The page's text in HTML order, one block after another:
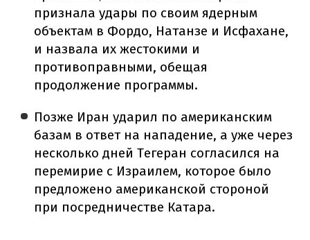
признала удары по своим ядерным
объектам в Фордо, Натанзе и Исфахане,
и назвала их жестокими и
противоправными, обещая
продолжение программы.
Позже Иран ударил по американским
базам в ответ на нападение, а уже через
несколько дней Тегеран согласился на
перемирие с Израилем, которое было
предложено американской стороной
при посредничестве Катара.